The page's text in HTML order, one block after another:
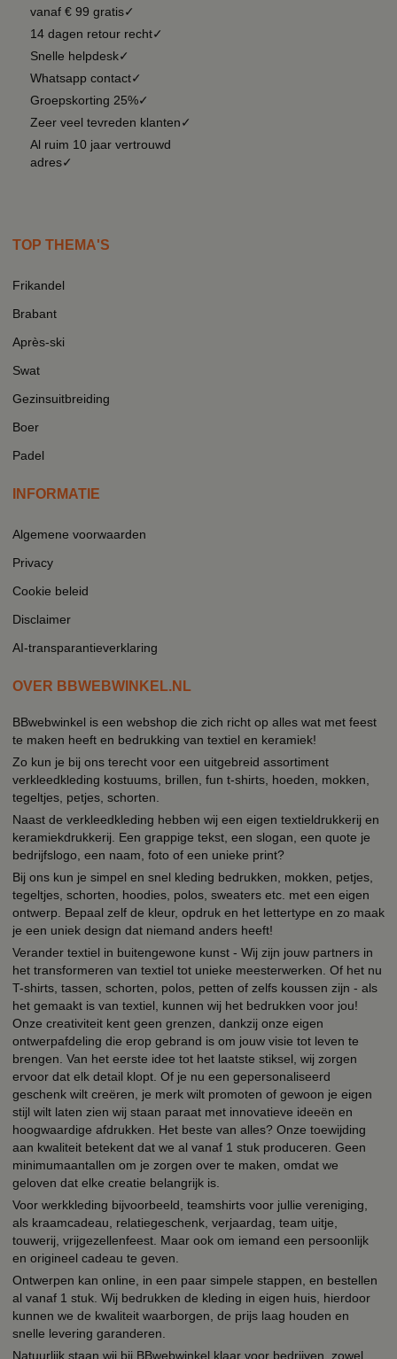
vanaf € 99 gratis✓
14 dagen retour recht✓
Snelle helpdesk✓
Whatsapp contact✓
Groepskorting 25%✓
Zeer veel tevreden klanten✓
Al ruim 10 jaar vertrouwd
adres✓
TOP THEMA'S
Frikandel
Brabant
Après-ski
Swat
Gezinsuitbreiding
Boer
Padel
INFORMATIE
Algemene voorwaarden
Privacy
Cookie beleid
Disclaimer
AI-transparantieverklaring
OVER BBWEBWINKEL.NL
BBwebwinkel is een webshop die zich richt op alles wat met feest
te maken heeft en bedrukking van textiel en keramiek!
Zo kun je bij ons terecht voor een uitgebreid assortiment
verkleedkleding kostuums, brillen, fun t-shirts, hoeden, mokken,
tegeltjes, petjes, schorten.
Naast de verkleedkleding hebben wij een eigen textieldrukkerij en
keramiekdrukkerij. Een grappige tekst, een slogan, een quote je
bedrijfslogo, een naam, foto of een unieke print?
Bij ons kun je simpel en snel kleding bedrukken, mokken, petjes,
tegeltjes, schorten, hoodies, polos, sweaters etc. met een eigen
ontwerp. Bepaal zelf de kleur, opdruk en het lettertype en zo maak
je een uniek design dat niemand anders heeft!
Verander textiel in buitengewone kunst - Wij zijn jouw partners in
het transformeren van textiel tot unieke meesterwerken. Of het nu
T-shirts, tassen, schorten, polos, petten of zelfs koussen zijn - als
het gemaakt is van textiel, kunnen wij het bedrukken voor jou!
Onze creativiteit kent geen grenzen, dankzij onze eigen
ontwerpafdeling die erop gebrand is om jouw visie tot leven te
brengen. Van het eerste idee tot het laatste stiksel, wij zorgen
ervoor dat elk detail klopt. Of je nu een gepersonaliseerd
geschenk wilt creëren, je merk wilt promoten of gewoon je eigen
stijl wilt laten zien wij staan paraat met innovatieve ideeën en
hoogwaardige afdrukken. Het beste van alles? Onze toewijding
aan kwaliteit betekent dat we al vanaf 1 stuk produceren. Geen
minimumaantallen om je zorgen over te maken, omdat we
geloven dat elke creatie belangrijk is.
Voor werkkleding bijvoorbeeld, teamshirts voor jullie vereniging,
als kraamcadeau, relatiegeschenk, verjaardag, team uitje,
touwerij, vrijgezellenfeest. Maar ook om iemand een persoonlijk
en origineel cadeau te geven.
Ontwerpen kan online, in een paar simpele stappen, en bestellen
al vanaf 1 stuk. Wij bedrukken de kleding in eigen huis, hierdoor
kunnen we de kwaliteit waarborgen, de prijs laag houden en
snelle levering garanderen.
Natuurlijk staan wij bij BBwebwinkel klaar voor bedrijven, zowel